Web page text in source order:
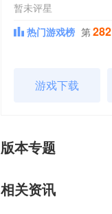
暂未评星
热门游戏榜 第282
游戏下载
版本专题
相关资讯